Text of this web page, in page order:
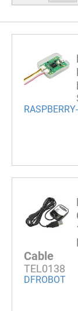
Cable
TEL0138
DFROBOT